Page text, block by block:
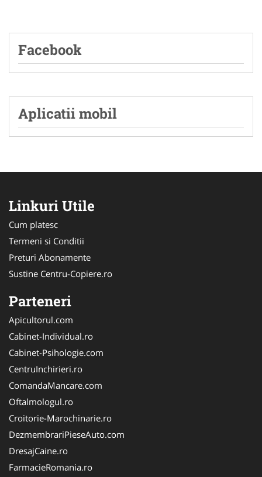
Facebook
Aplicatii mobil
Linkuri Utile
Cum platesc
Termeni si Conditii
Preturi Abonamente
Sustine Centru-Copiere.ro
Parteneri
Apicultorul.com
Cabinet-Individual.ro
Cabinet-Psihologie.com
CentruInchirieri.ro
ComandaMancare.com
Oftalmologul.ro
Croitorie-Marochinarie.ro
DezmembrariPieseAuto.com
DresajCaine.ro
FarmacieRomania.ro